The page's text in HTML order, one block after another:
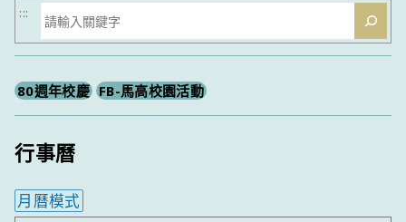
搜
尋
:::
80週年校慶 FB-馬高校園活動
行事曆
月曆模式